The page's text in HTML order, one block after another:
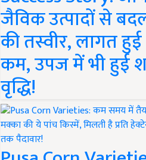
जैविक उत्पादों से
की तस्वीर, लागत
कम, उपज में भी हुई
वृद्धि!